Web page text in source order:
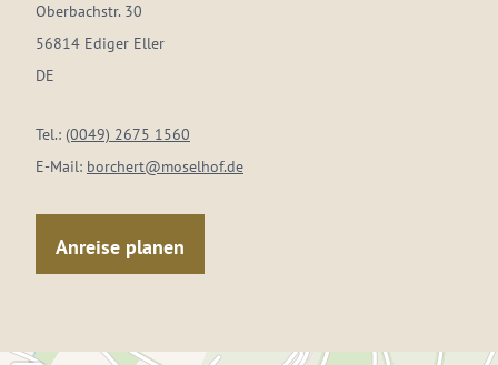
Oberbachstr. 30
56814 Ediger Eller
DE
Tel.: (0049) 2675 1560
E-Mail: borchert@moselhof.de
Anreise planen